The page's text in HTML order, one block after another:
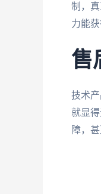
制，
力能
售
技术
就显
障，